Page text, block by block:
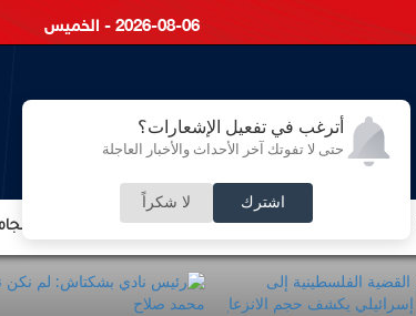
أترغب في تفعيل الإشعارات؟
حتى لا تفوتك آخر الأحداث والأخبار العاجلة
اشترك لا شكراً
2026-08-06 - الخميس
الشؤون الإقتصادية الشؤون البرلمانية التعليم